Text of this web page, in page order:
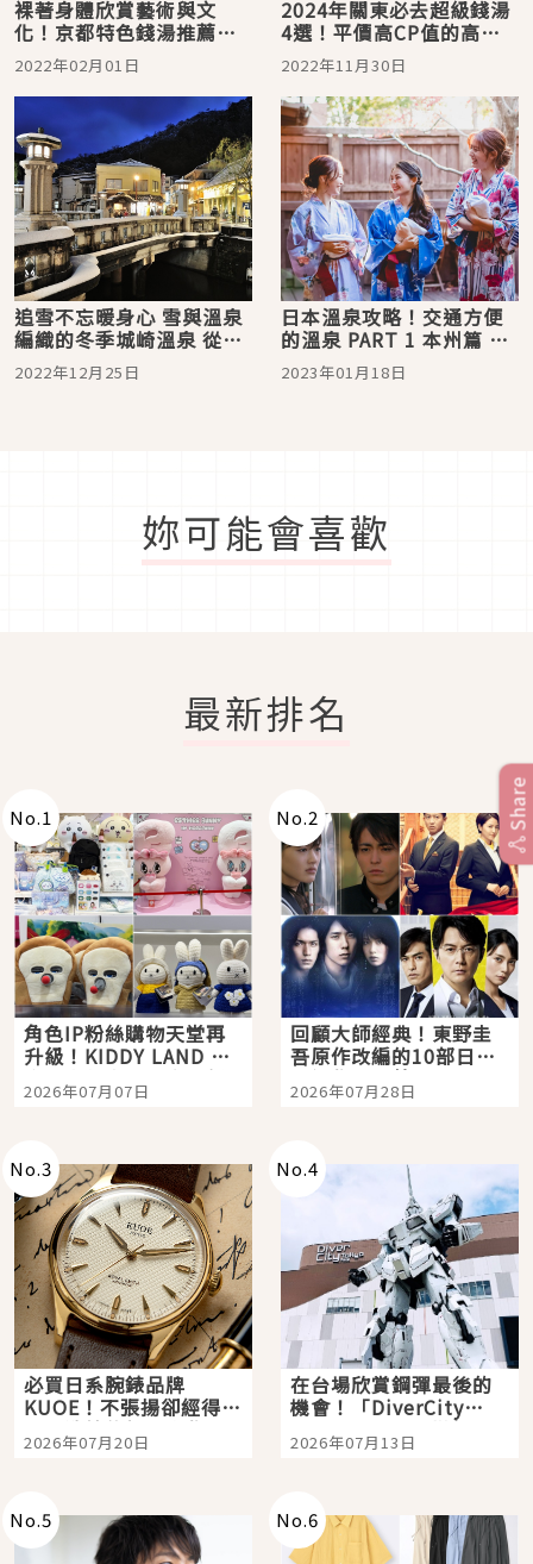
裸著身體欣賞藝術與文
化！京都特色錢湯推薦五
選
2022年02月01日
2024年關東必去超級錢湯
4選！平價高CP值的高級
版錢湯一定要來體驗
2022年11月30日
追雪不忘暖身心 雪與溫泉
編織的冬季城崎溫泉 從北
到南一路玩 一地包辦冷暖
雙饗宴
2022年12月25日
日本溫泉攻略！交通方便
的溫泉 PART 1 本州篇 不
開車也能輕鬆抵達
2023年01月18日
妳可能會喜歡
最新排名
No.1
角色IP粉絲購物天堂再
升級！KIDDY LAND 原
宿店吉伊卡哇迎客，新
開幕 OMOKADO 店3分
2026年07月07日
No.2
回顧大師經典！東野圭
吾原作改編的10部日本
影視作品推薦
2026年07月28日
No.3
必買日系腕錶品牌
KUOE！不張揚卻經得起
時間洗鍊的經典之作五
選
2026年07月20日
No.4
在台場欣賞鋼彈最後的
機會！「DiverCity
Tokyo Plaza」搭船、
購物、美食及夜景，一
2026年07月13日
No.5 No.6
Share